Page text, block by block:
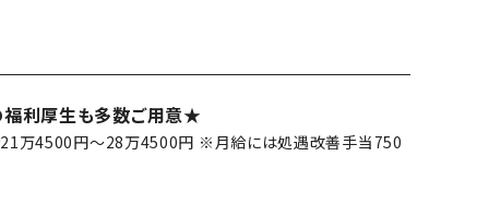
福利厚生も多数ご用意★
万4500円～28万4500円 ※月給には処遇改善手当750